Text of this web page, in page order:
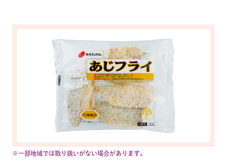
※一部地域では取り扱いがない場合があります。